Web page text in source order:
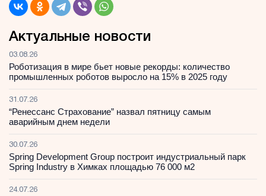
Актуальные новости
03.08.26
Роботизация в мире бьет новые рекорды: количество
промышленных роботов выросло на 15% в 2025 году
31.07.26
“Ренессанс Страхование” назвал пятницу самым
аварийным днем недели
30.07.26
Spring Development Group построит индустриальный парк
Spring Industry в Химках площадью 76 000 м2
24.07.26